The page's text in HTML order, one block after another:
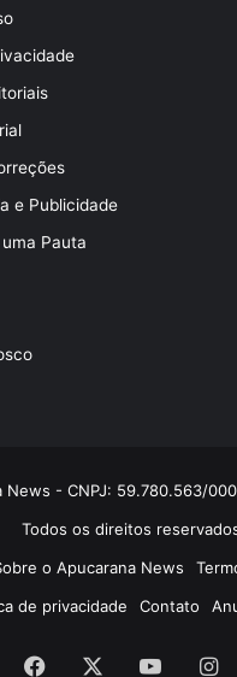
e Publicidade
Pauta
News - CNPJ: 59.780.563/
Todos os direitos
o Apucarana News
de privacidade
Contato
Facebook YouTube